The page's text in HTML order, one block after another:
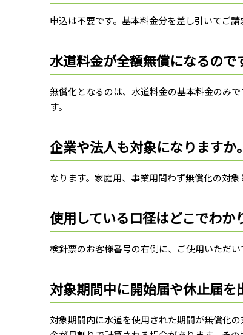
申込は不要です。基本料金分を差し引いてご請
水道料金が全額無償になるので
無償化となるのは、水道料金の基本料金のみ
す。
企業や法人も対象になりますか。
なります。家庭用、事業用問わず無償化の対
使用している口径はどこでわか
検針票のお客様番号の右側に、ご使用いただ
対象期間中に開始届や休止届を
対象期間内に水道を使用された期間が無償化